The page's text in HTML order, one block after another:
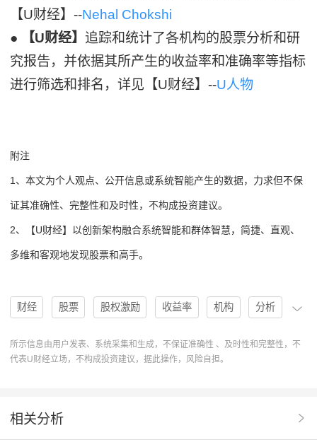
【U财经】--Nehal Chokshi
●
【U财经】追踪和统计了各机构的股票分析和研
究报告，并依据其所产生的收益率和准确率等指标
进行筛选和排名，详见【U财经】--U人物
附注
1、本文为个人观点、公开信息或系统智能产生的数据，力求但不保
证其准确性、完整性和及时性，不构成投资建议。
2、【U财经】以创新架构融合系统智能和群体智慧，简捷、直观、
多维和客观地发现股票和高手。
财经 股票 股权激励 收益率 机构 分析
买入 高手 协作 操作 U人物 分析系统
股票分析和研究报告
所示信息由用户发表、系统采集和生成，不保证准确性 、及时性和完整性，不
代表U财经立场，不构成投资建议，据此操作，风险自担。
相关分析